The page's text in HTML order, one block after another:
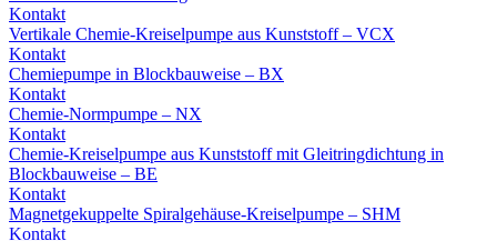
Kontakt
Vertikale Chemie-Kreiselpumpe aus Kunststoff – VCX
Kontakt
Chemiepumpe in Blockbauweise – BX
Kontakt
Chemie-Normpumpe – NX
Kontakt
Chemie-Kreiselpumpe aus Kunststoff mit Gleitringdichtung in
Blockbauweise – BE
Kontakt
Magnetgekuppelte Spiralgehäuse-Kreiselpumpe – SHM
Kontakt